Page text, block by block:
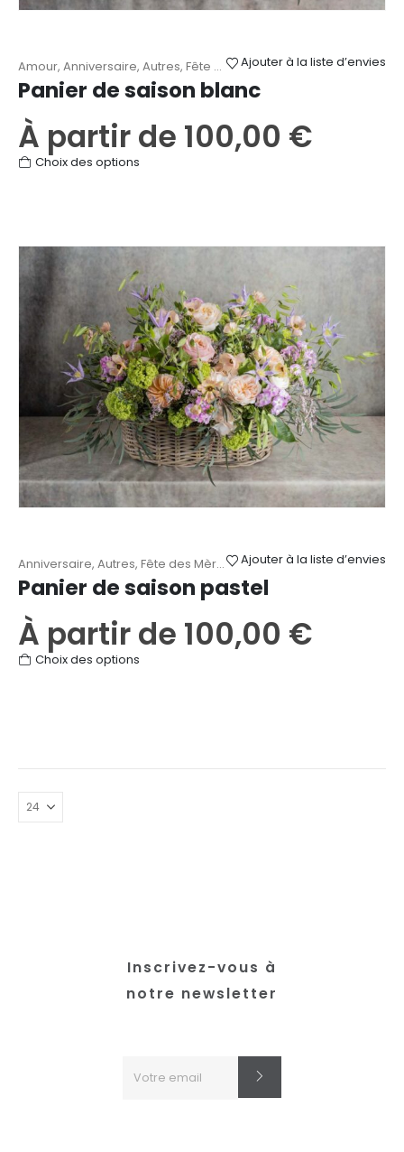
Ajouter à la liste d’envies
Amour, Anniversaire, Autres, Fête des Mères ,Mariage, Naissance
Panier de saison blanc
À partir de 100,00 €
Choix des options
variations.
Les
options
peuvent
être
choisies
sur
la
page
du
produit
Ajouter à la liste d’envies
Anniversaire, Autres, Fête des Mères ,Mariage,Naissance,
Panier de saison pastel
À partir de 100,00 €
Choix des options
Les
produit
Inscrivez-vous à
notre newsletter